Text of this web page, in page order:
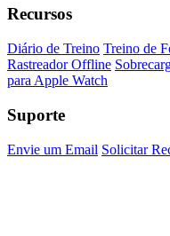
Recursos
Diário de Treino Treino de
Rastreador Offline
para Apple Watch
Suporte
Envie um Email Solicitar